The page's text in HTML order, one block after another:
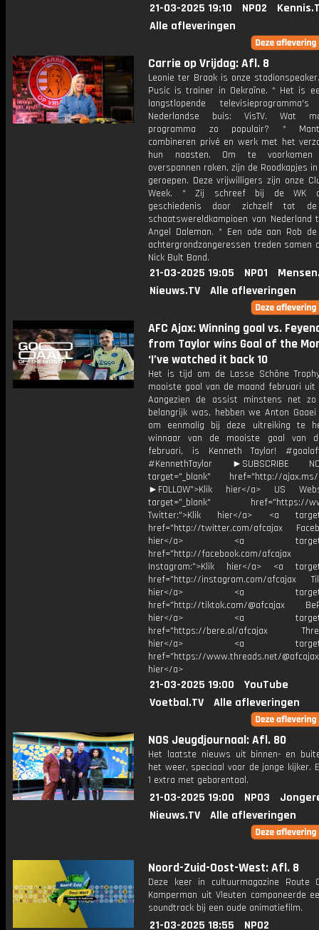
21-03-2025 19:10 NPO2
Alle afleveringen
Carrie op Vrijdag: Afl. 8
Leonie ter Braak is onze
Pusic is trainer in Oekraïne. * Het is
langstlopende
Nederlandse buis: VisTV. Wat
programma zo populair? *
combineren privé en werk met het
hun naasten. Om te
overspannen raken, zijn de Roodkapjes
geroepen. Deze vrijwilligers zijn onze
Week. * Zij schreef bij de WK
geschiedenis door zichzelf tot
schaatswereldkampioen van Nederland
Angel Daleman. * Een ode aan Rob
achtergrondzangeressen treden samen
Nick Bult Band.
21-03-2025 19:05 NPO1
Nieuws.TV
Alle afleveringen
AFC Ajax: Winning goal vs.
from Taylor wins Goal of the
‘I’ve watched it back 10
Het is tijd om de Lasse Schöne
mooiste goal van de maand februari uit
Aangezien de assist minstens net
belangrijk was, hebben we Anton Gaaei
om eenmalig bij deze uitreiking te
winnaar van de mooiste goal van
februari, is Kenneth Taylor!
#KennethTaylor ►SUBSCRIBE
target="_blank" href="http://ajax.ms/
►FOLLOW">Klik hier</a> US
target="_blank" href="https://
Twitter:">Klik hier</a> <a
href="http://twitter.com/afcajax
hier</a> <a
href="http://facebook.com/afcajax
Instagram:">Klik hier</a> <a
href="http://instagram.com/afcajax
hier</a> <a
href="http://tiktok.com/@afcajax
hier</a> <a
href="https://bere.al/afcajax
hier</a> <a
href="https://www.threads.net/
hier</a>
21-03-2025 19:00
YouTube
Voetbal.TV
Alle afleveringen
NOS Jeugdjournaal: Afl. 80
Het laatste nieuws uit binnen- en
het weer, speciaal voor de jonge kijker.
1 extra met gebarentaal.
21-03-2025 19:00 NPO3
Nieuws.TV
Alle afleveringen
Noord-Zuid-Oost-West: Afl. 8
Deze keer in cultuurmagazine Route
Kamperman uit Vleuten componeerde
soundtrack bij een oude animatiefilm.
21-03-2025 18:55 NPO2